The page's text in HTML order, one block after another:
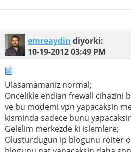
emreaydin diyorki:
10-19-201203:49 PM
Ulasamamaniz normal;
Oncelikle endian frewall cihazini
ve bu modemi vpn yapacaksin
kisminda sadece bunu
Gelelim merkezde ki islemlere;
Olusturdugun ip blogunu roiter